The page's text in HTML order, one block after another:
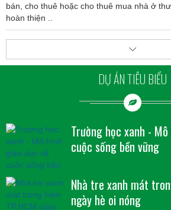
bán, cho thuê hoặc cho thuê mua nhà ở
hoàn thiện ..
DỰ ÁN TIÊU BIỂU
Trường học xanh -
cuộc sống bền vững
Nhà tre xanh mát
ngày hè oi nóng